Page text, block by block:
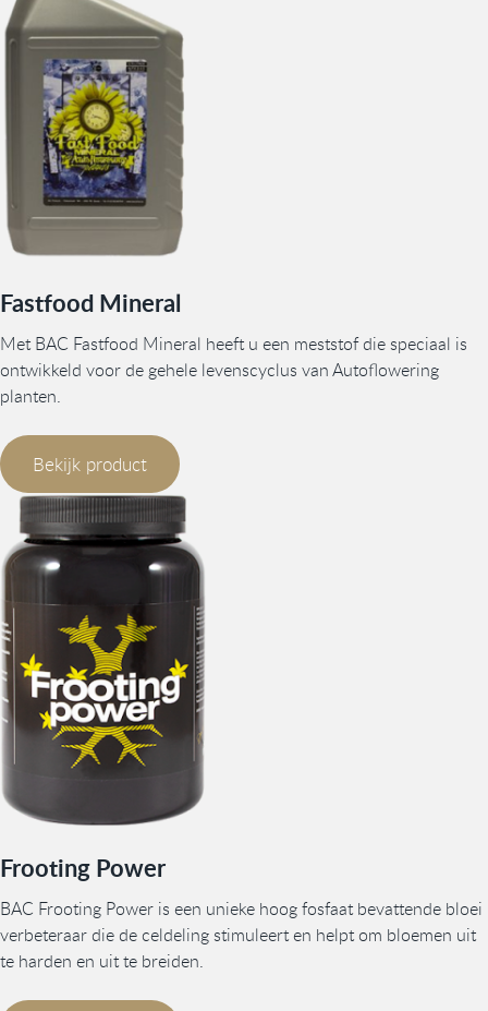
Fastfood Mineral
Met BAC Fastfood Mineral heeft u een meststof die speciaal is
ontwikkeld voor de gehele levenscyclus van Autoflowering
planten.
Bekijk product
Frooting Power
BAC Frooting Power is een unieke hoog fosfaat bevattende bloei
verbeteraar die de celdeling stimuleert en helpt om bloemen uit
te harden en uit te breiden.